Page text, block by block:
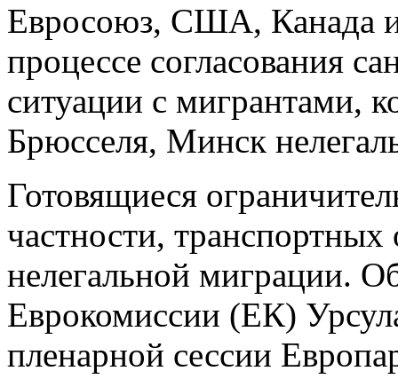
Евросоюз, США, Канада и
процессе согласования
ситуации с мигрантами,
Брюсселя, Минск
Готовящиеся
частности,
нелегальной миграции.
Еврокомиссии (ЕК)
пленарной сессии